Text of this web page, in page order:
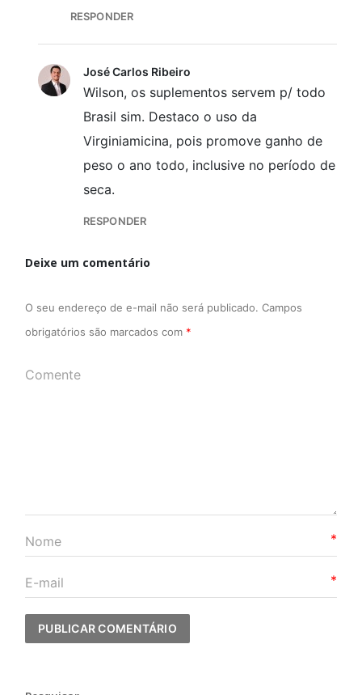
RESPONDER
José Carlos Ribeiro
Wilson, os suplementos servem p/ todo
Brasil sim. Destaco o uso da
Virginiamicina, pois promove ganho de
peso o ano todo, inclusive no período de
seca.
RESPONDER
Deixe um comentário
O seu endereço de e-mail não será publicado. Campos
obrigatórios são marcados com *
*
*